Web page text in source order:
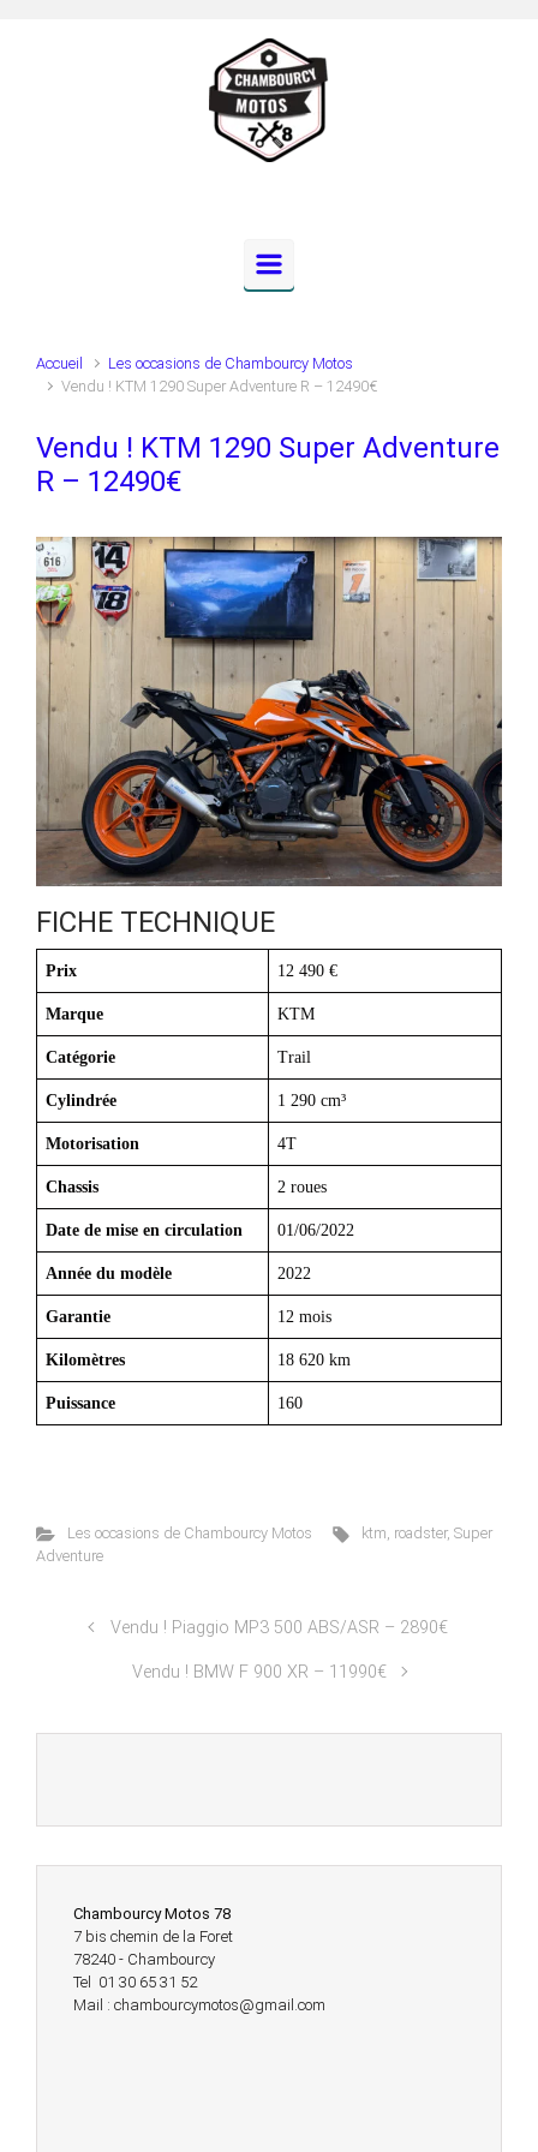
Accueil
Les occasions de Chambourcy Motos
Vendu ! KTM 1290 Super Adventure R – 12490€
Vendu ! KTM 1290 Super Adventure
R – 12490€
FICHE TECHNIQUE
Prix 12 490 €
Marque KTM
Catégorie Trail
Cylindrée 1 290 cm³
Motorisation 4T
Chassis 2 roues
Date de mise en circulation 01/06/2022
Année du modèle 2022
Garantie 12 mois
Kilomètres 18 620 km
Puissance 160
Les occasions de Chambourcy Motos ktm, roadster,Super
Adventure
Vendu ! Piaggio MP3 500 ABS/ASR – 2890€
Vendu ! BMW F 900 XR – 11990€
Chambourcy Motos 78
7 bis chemin de la Foret
78240 - Chambourcy
Tel 01 30 65 31 52
Mail : chambourcymotos@gmail.com